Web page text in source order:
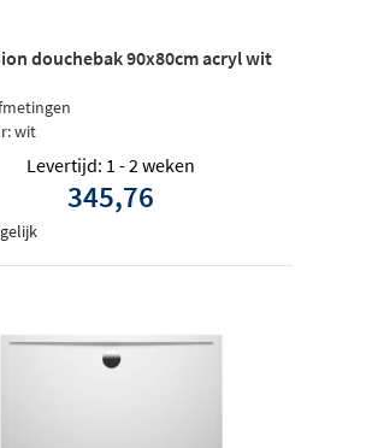
douchebak 90x80cm acryl wit
wit
Levertijd: 1 - 2 weken
345,76